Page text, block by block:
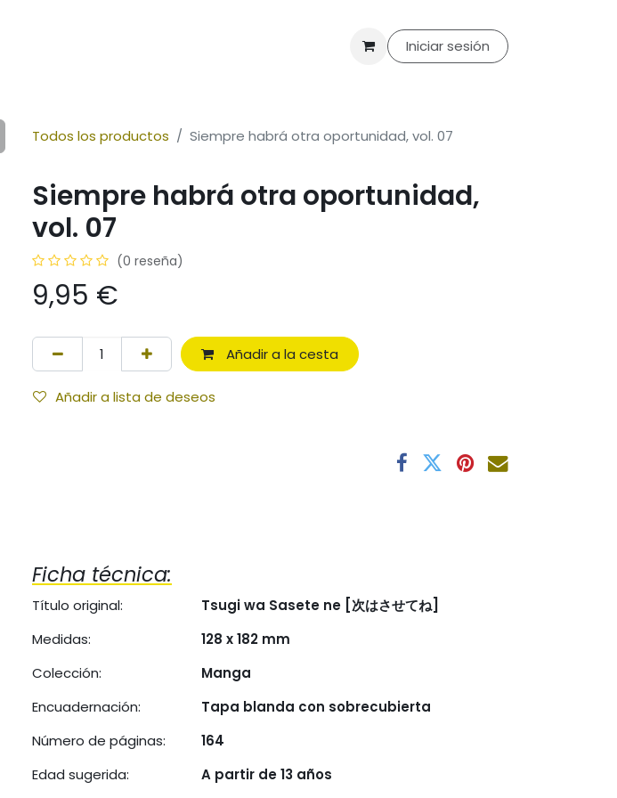
Packs Ofertas Club de lectura
Iniciar sesión
Todos los productos Siempre habrá otra oportunidad, vol. 07
Siempre habrá otra oportunidad,
vol. 07
(0 reseña)
9,95 €
Añadir a la cesta
Añadir a lista de deseos
Ficha técnica:
Título original:
Tsugi wa Sasete ne [次はさせてね]
Medidas:
128 x 182 mm
Colección:
Manga
Encuadernación:
Tapa blanda con sobrecubierta
Número de páginas:
164
Edad sugerida:
A partir de 13 años